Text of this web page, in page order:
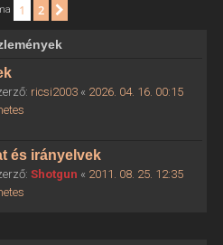
1 2
ricsi2003« 2026. 04. 16. 00:15
és irányelvek
Shotgun « 2011. 08. 25. 12:35